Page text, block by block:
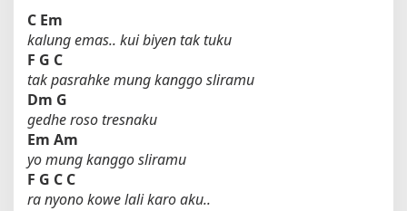
C Em
kalung emas.. kui biyen tak tuku
F G C
tak pasrahke mung kanggo sliramu
Dm G
gedhe roso tresnaku
Em Am
yo mung kanggo sliramu
F G C C
ra nyono kowe lali karo aku..